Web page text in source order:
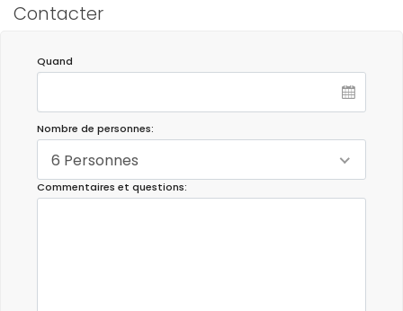
Contacter
Quand
Nombre de personnes:
6 Personnes
Commentaires et questions: